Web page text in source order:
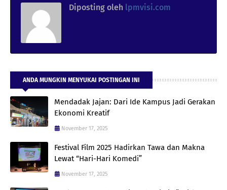
Diposting oleh lpmvisi.com
ANDA MUNGKIN MENYUKAI POSTINGAN INI
Mendadak Jajan: Dari Ide Kampus Jadi Gerakan
Ekonomi Kreatif
November 17, 2025
Festival Film 2025 Hadirkan Tawa dan Makna
Lewat “Hari-Hari Komedi”
November 17, 2025